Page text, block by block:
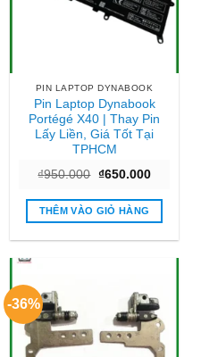
PIN LAPTOP DYNABOOK
Pin Laptop Dynabook
Portégé X40 | Thay Pin
Lấy Liền, Giá Tốt Tại
TPHCM
₫950.000 Giá
là:
₫950.000.
₫650.000Giá
tại
THÊM VÀO GIỎ HÀNG
-36%